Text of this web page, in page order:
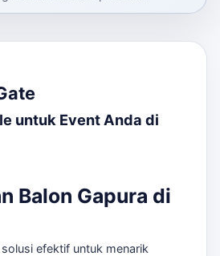
untuk Event Anda di
Balon Gapura di
efektif untuk menarik